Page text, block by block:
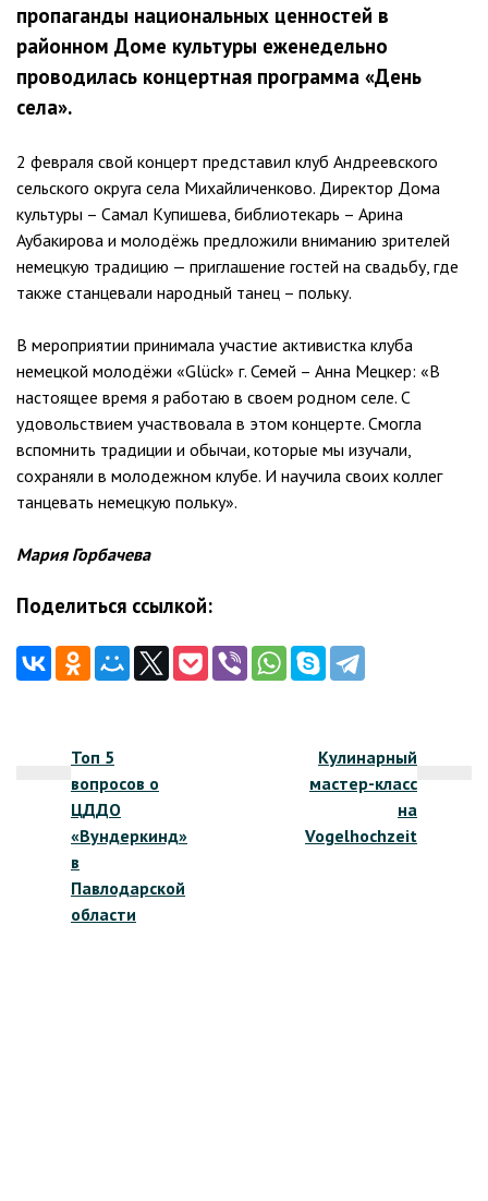
пропаганды национальных ценностей в
районном Доме культуры еженедельно
проводилась концертная программа «День
села».
2 февраля свой концерт представил клуб Андреевского
сельского округа села Михайличенково. Директор Дома
культуры – Самал Купишева, библиотекарь – Арина
Аубакирова и молодёжь предложили вниманию зрителей
немецкую традицию — приглашение гостей на свадьбу, где
также станцевали народный танец – польку.
В мероприятии принимала участие активистка клуба
немецкой молодёжи «Glück» г. Семей – Анна Мецкер: «В
настоящее время я работаю в своем родном селе. С
удовольствием участвовала в этом концерте. Смогла
вспомнить традиции и обычаи, которые мы изучали,
сохраняли в молодежном клубе. И научила своих коллег
танцевать немецкую польку».
Мария Горбачева
Поделиться ссылкой:
записям
Топ 5
вопросов о
ЦДДО
«Вундеркинд»
в
Павлодарской
области
Кулинарный
мастер-класс
на
Vogelhochzeit